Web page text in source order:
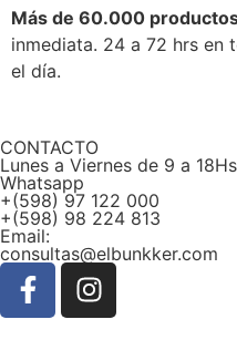
Más de 60.000
inmediata. 24 a 72 hrs en
el día.
CONTACTO
Lunes a Viernes de 9 a 18Hs
Whatsapp
+(598) 97 122 000
+(598) 98 224 813
Email:
consultas@elbunkker.com